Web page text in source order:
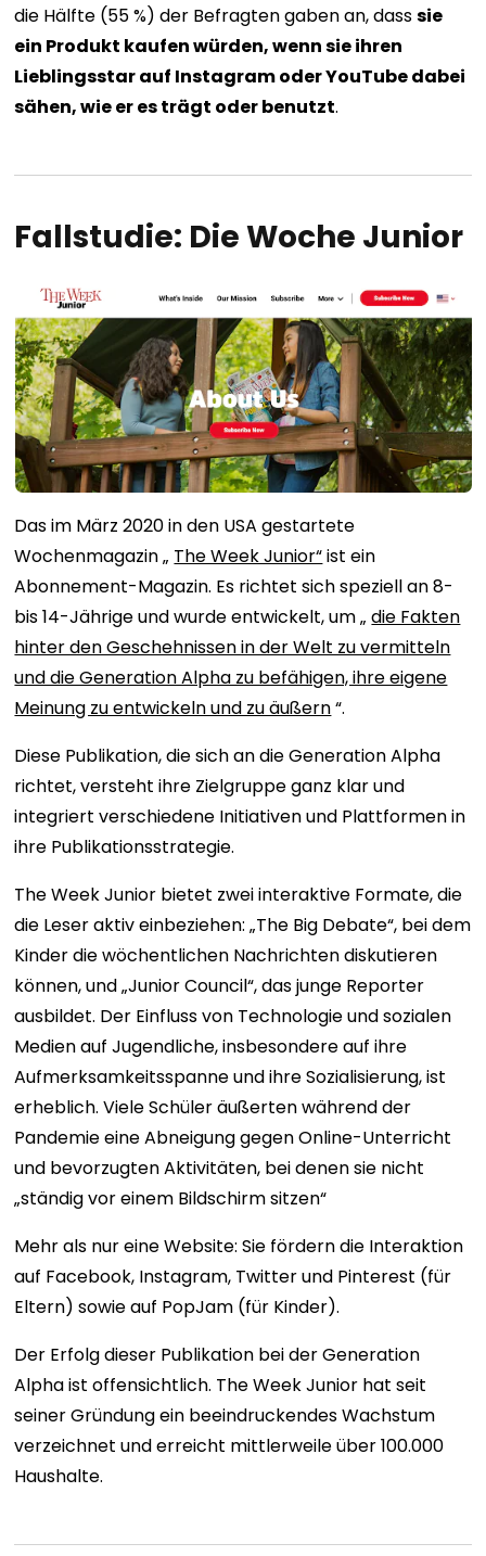
die Hälfte (55 %) der Befragten gaben an, dasssie
ein Produkt kaufen würden, wenn sie ihren
Lieblingsstar auf Instagram oder YouTube dabei
sähen, wie er es trägt oder benutzt.
Fallstudie: Die Woche Junior
Das im März 2020 in den USA gestartete
Wochenmagazin „ The Week Junior“ist ein
Abonnement-Magazin. Es richtet sich speziell an 8-
bis 14-Jährige und wurde entwickelt, um „die Fakten
hinter den Geschehnissen in der Welt zu vermitteln
und die Generation Alpha zu befähigen, ihre eigene
Meinung zu entwickeln und zu äußern“.
Diese Publikation, die sich an die Generation Alpha
richtet, versteht ihre Zielgruppe ganz klar und
integriert verschiedene Initiativen und Plattformen in
ihre Publikationsstrategie.
The Week Junior bietet zwei interaktive Formate, die
die Leser aktiv einbeziehen: „The Big Debate“, bei dem
Kinder die wöchentlichen Nachrichten diskutieren
können, und „Junior Council“, das junge Reporter
ausbildet. Der Einfluss von Technologie und sozialen
Medien auf Jugendliche, insbesondere auf ihre
Aufmerksamkeitsspanne und ihre Sozialisierung, ist
erheblich. Viele Schüler äußerten während der
Pandemie eine Abneigung gegen Online-Unterricht
und bevorzugten Aktivitäten, bei denen sie nicht
„ständig vor einem Bildschirm sitzen“
Mehr als nur eine Website: Sie fördern die Interaktion
auf Facebook, Instagram, Twitter und Pinterest (für
Eltern) sowie auf PopJam (für Kinder).
Der Erfolg dieser Publikation bei der Generation
Alpha ist offensichtlich. The Week Junior hat seit
seiner Gründung ein beeindruckendes Wachstum
verzeichnet und erreicht mittlerweile über 100.000
Haushalte.